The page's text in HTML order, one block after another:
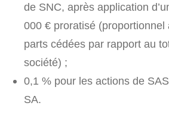
de SNC, après application
000 € proratisé (proportionnel
parts cédées par rapport au
société) ;
0,1 % pour les actions de
SA.